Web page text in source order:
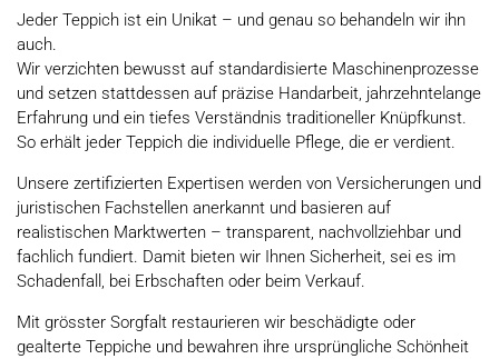
Jeder Teppich ist ein Unikat – und genau so behandeln wir ihn
auch.
Wir verzichten bewusst auf standardisierte Maschinenprozesse
und setzen stattdessen auf präzise Handarbeit, jahrzehntelange
Erfahrung und ein tiefes Verständnis traditioneller Knüpfkunst.
So erhält jeder Teppich die individuelle Pflege, die er verdient.
Unsere zertifizierten Expertisen werden von Versicherungen und
juristischen Fachstellen anerkannt und basieren auf
realistischen Marktwerten – transparent, nachvollziehbar und
fachlich fundiert. Damit bieten wir Ihnen Sicherheit, sei es im
Schadenfall, bei Erbschaften oder beim Verkauf.
Mit grösster Sorgfalt restaurieren wir beschädigte oder
gealterte Teppiche und bewahren ihre ursprüngliche Schönheit